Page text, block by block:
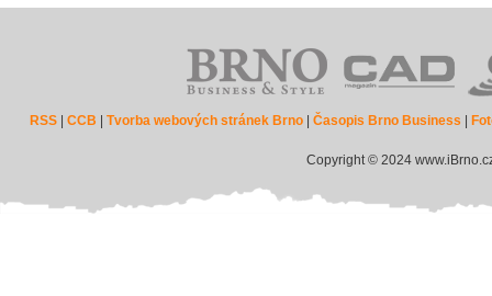
RSS |CCB |Tvorba webových stránek Brno |Časopis Brno Business
Copyright © 2024